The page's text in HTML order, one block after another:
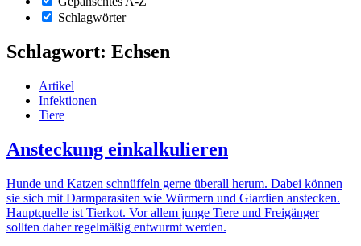
Schlagwörter
Schlagwort: Echsen
Artikel
Infektionen
Tiere
Ansteckung einkalkulieren
Hunde und Katzen schnüffeln gerne überall herum. Dabei können
sie sich mit Darmparasiten wie Würmern und Giardien anstecken.
Hauptquelle ist Tierkot. Vor allem junge Tiere und Freigänger
sollten daher regelmäßig entwurmt werden.